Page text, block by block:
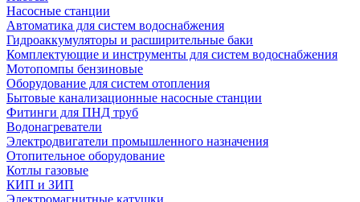
Насосные станции
Автоматика для систем водоснабжения
Гидроаккумуляторы и расширительные баки
Комплектующие и инструменты для систем водоснабжения
Мотопомпы бензиновые
Оборудование для систем отопления
Бытовые канализационные насосные станции
Фитинги для ПНД труб
Водонагреватели
Электродвигатели промышленного назначения
Отопительное оборудование
Котлы газовые
КИП и ЗИП
Электромагнитные катушки